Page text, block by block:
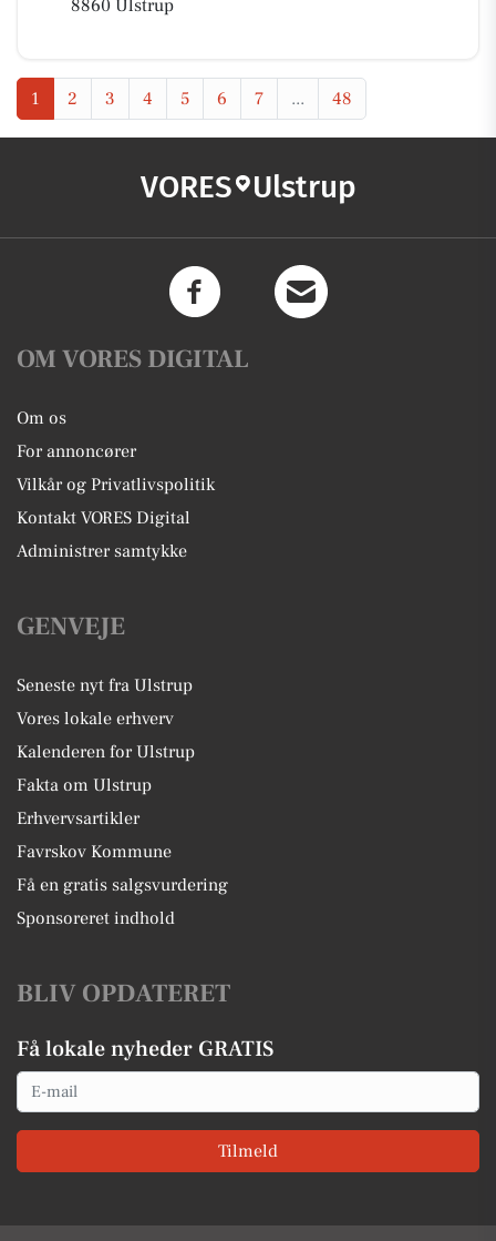
8860 Ulstrup
1 2 3 4 5 6 7 ... 48
VORES Ulstrup
OM VORES DIGITAL
Om os
For annoncører
Vilkår og Privatlivspolitik
Kontakt VORES Digital
Administrer samtykke
GENVEJE
Seneste nyt fra Ulstrup
Vores lokale erhverv
Kalenderen for Ulstrup
Fakta om Ulstrup
Erhvervsartikler
Favrskov Kommune
Få en gratis salgsvurdering
Sponsoreret indhold
BLIV OPDATERET
Få lokale nyheder GRATIS
Email
Tilmeld